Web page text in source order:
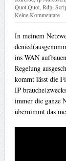
Quot Quot, Rdp,
Keine Kommentare
In meinem
ins WAN
Regelung
kommt lässt die
IP
immer die ganze
übernimmt das